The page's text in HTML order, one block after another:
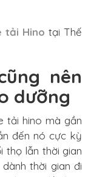
tải Hino tại Thế
nên
dưỡng
tải hino mà gần
đến nó cực kỳ
thọ lẫn thời gian
thời gian đi